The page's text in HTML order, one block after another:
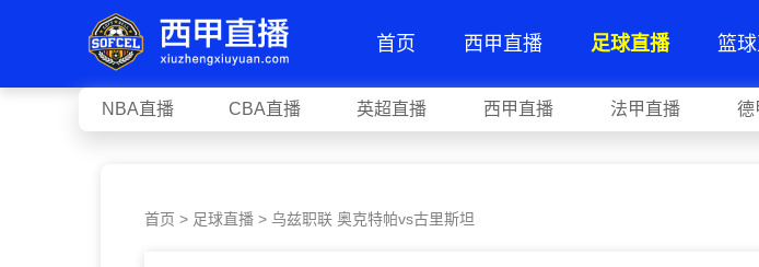
首页 西甲直播 足球直播 篮
NBA直播 CBA直播 英超直播 西甲直播 法甲直播 德
首页 > 足球直播 > 乌兹职联 奥克特帕vs古里斯坦